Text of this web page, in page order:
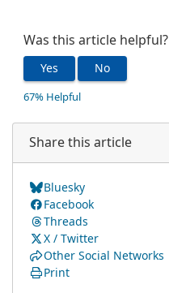
Was this article helpful?
Yes No
67% Helpful
Share this article
Bluesky
Facebook
Threads
X / Twitter
Other Social Networks
Print